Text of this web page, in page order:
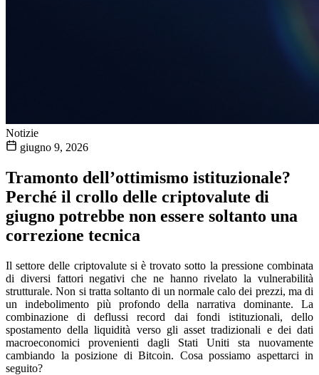
Notizie
giugno 9, 2026
Tramonto dell’ottimismo istituzionale?
Perché il crollo delle criptovalute di
giugno potrebbe non essere soltanto una
correzione tecnica
Il settore delle criptovalute si è trovato sotto la pressione combinata
di diversi fattori negativi che ne hanno rivelato la vulnerabilità
strutturale. Non si tratta soltanto di un normale calo dei prezzi, ma di
un indebolimento più profondo della narrativa dominante. La
combinazione di deflussi record dai fondi istituzionali, dello
spostamento della liquidità verso gli asset tradizionali e dei dati
macroeconomici provenienti dagli Stati Uniti sta nuovamente
cambiando la posizione di Bitcoin. Cosa possiamo aspettarci in
seguito?